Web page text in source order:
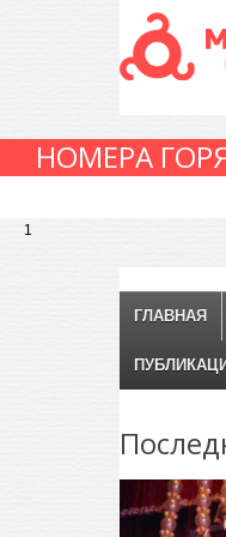
НОМЕРА
1
ГЛАВНАЯ